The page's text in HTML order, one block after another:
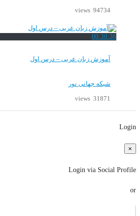
94734 views
00:30:36
آموزش زبان عربی – درس اول
شبکه جهانی نور
31871 views
Login
×
Login via Social Profile
or